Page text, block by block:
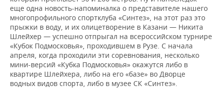
еще одна новость-напоминалка о представителе нашего
многопрофильного спортклуба «Синтез», на этот раз это
прыжки в воду, и их олицетворение в Казани — Никита
Шлейхер — успешно отпрыгал на всероссийском турнире
«Кубок Подмосковья», проходившем в Рузе. С начала
апреля, когда проходили эти соревнования, несколько
мини-версий «Кубка Подмосковья» окажутся либо в
квартире Шлейхера, либо на его «базе» во Дворце
водных видов спорта, либо в музее СК «Синтез».